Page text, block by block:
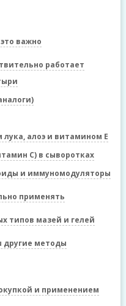
важно
работает
лука, алоэ и витамином Е
C) в сыворотках
и иммуномодуляторы
применять
типов мазей и гелей
другие методы
и применением